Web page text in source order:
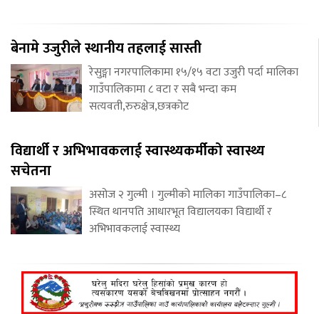
बेनामे उजुरीले स्थानीय तहलाई सास्ती
रेसुङ्गा नगरपालिकामा १५/१५ वटा उजुरी पर्दा मालिका
गाउँपालिकामा ८ वटा र सबै भन्दा कम
सत्यवती,रुरुक्षेत्र,छत्रकोट
विद्यार्थी र अभिभावकलाई स्वास्थ्यकर्मीको स्वास्थ्य
सचेतना
असोज २ गुल्मी । गुल्मीको मालिका गाउँपालिका–८
स्थित थानपति आधारभूत विद्यालयका विद्यार्थी र
अभिभावकलाई स्वास्थ्य